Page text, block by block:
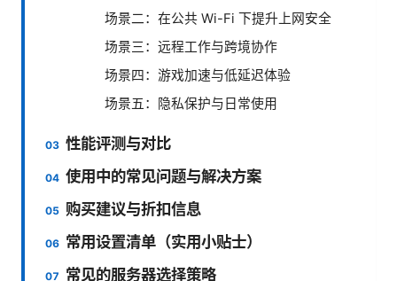
场景二：在公共 Wi-Fi 下提升上网安全
场景三：远程工作与跨境协作
场景四：游戏加速与低延迟体验
场景五：隐私保护与日常使用
性能评测与对比
使用中的常见问题与解决方案
购买建议与折扣信息
常用设置清单（实用小贴士）
常见的服务器选择策略